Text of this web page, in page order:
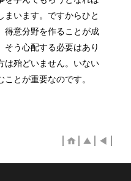
まいます。ですからひと
得意分野を作ることが成
そう心配する必要はあり
は殆どいません。いない
ことが重要なのです。